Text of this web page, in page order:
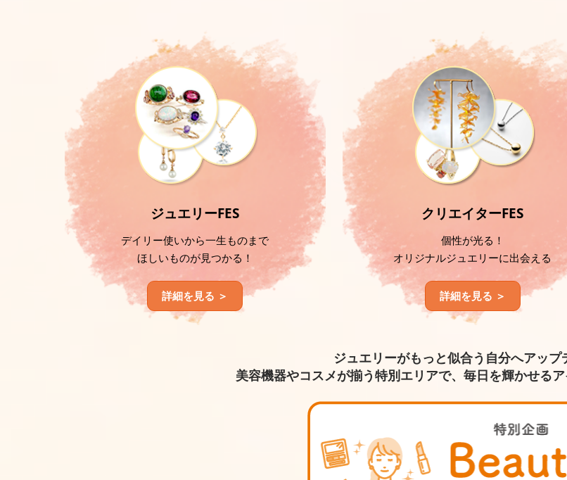
ジュエリーFES
デイリー使いから一生ものまで
ほしいものが見つかる！
詳細を見る ＞
クリエイターFES
個性が光る！
オリジナルジュエリーに出会える
詳細を見る ＞
ジュエリーがもっと似合う自分へアップ
美容機器やコスメが揃う特別エリアで、毎日を輝かせる